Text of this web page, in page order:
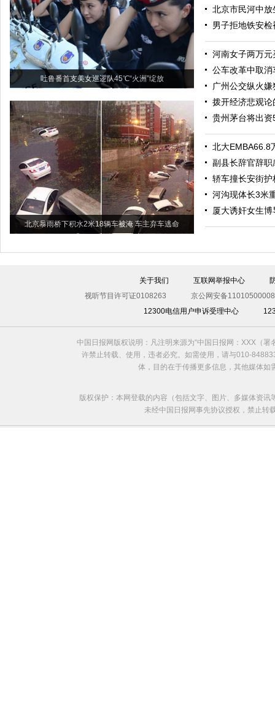
吐鲁番首支美女巡逻队45℃“火洲”绽放
北京暴雨桥下积水2米18辆车被淹 车主弃车逃命
北京市民河中
男子拒地铁安
河南女子两万
公车改革中取
广州公交纵火
拨开经济悲观论
贵州茅台将出资
北大EMBA66.8
副县长辞官辞
轿车撞长安街
河沟现体长3米
厦大诱奸女生
关于我们 互联网举报中心
视听节目许可证0108263
京公网安备
12300电信用户申诉受理中心
中国日报网版权说明：凡注明来源为“中国日报网：XXX（
许禁止转载、使用，违者必究。如需使用，请与010-
体，目的在于传播更多信息，其他媒体
版权保护：本网登载的内容（包括文字、图片、多媒体资
未经中国日报网事先协议授权，禁止转